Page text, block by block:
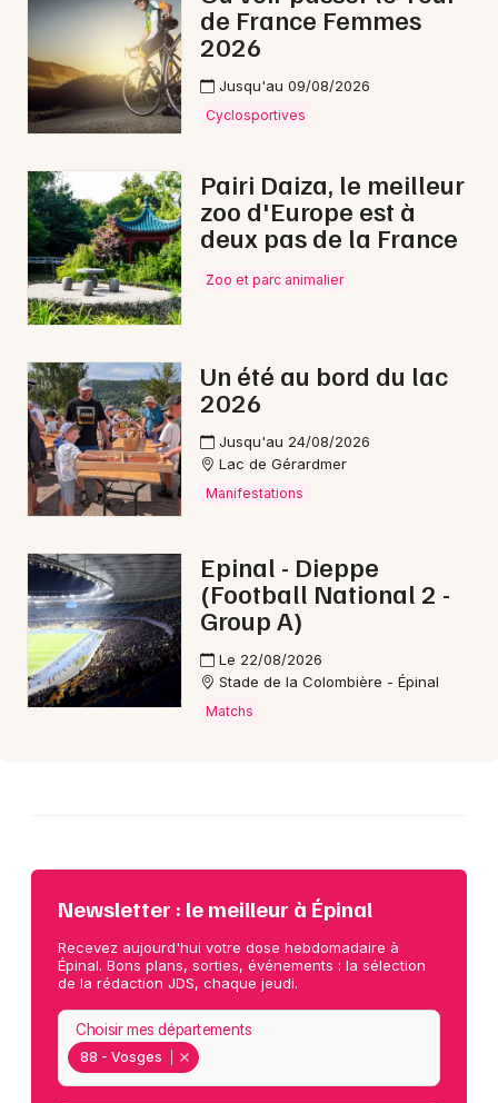
Gastronomie dans le Grand Est
Artistes en tournée
Actus à Épinal
Magazine à Épinal
88 - Vosges
Mon email
Je m'abonne
de France Femmes
2026
Jusqu'au 09/08/2026
Cyclosportives
Pairi Daiza, le meilleur
zoo d'Europe est à
deux pas de la France
Zoo et parc animalier
Un été au bord du lac
2026
Jusqu'au 24/08/2026
Lac de Gérardmer
Manifestations
Epinal - Dieppe
(Football National 2 -
Group A)
Le 22/08/2026
Stade de la Colombière - Épinal
Matchs
Newsletter : le meilleur à Épinal
Recevez aujourd'hui votre dose hebdomadaire à
Épinal. Bons plans, sorties, événements : la sélection
de la rédaction JDS, chaque jeudi.
88 - Vosges
Choisir mes départements